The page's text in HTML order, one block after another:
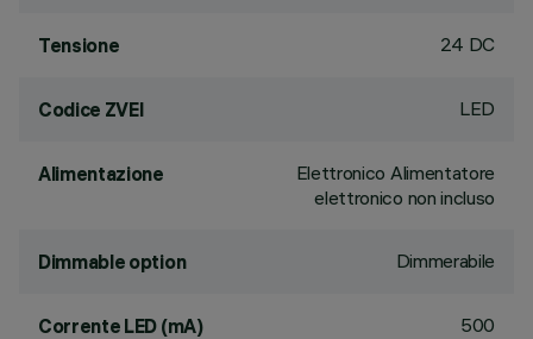
Tensione 24 DC
Codice ZVEI LED
Alimentazione
Elettronico Alimentatore
elettronico non incluso
Dimmable option Dimmerabile
Corrente LED (mA) 500